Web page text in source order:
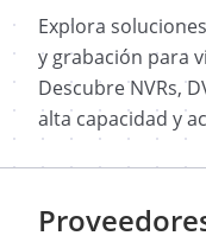
Explora
y grabación para
Descubre NVRs,
alta capacidad y